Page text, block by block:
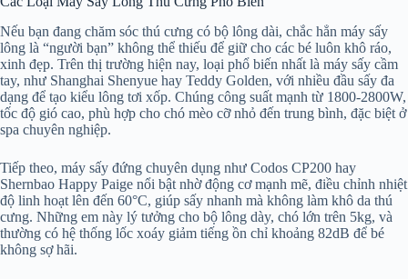
Nếu bạn đang chăm sóc thú cưng có bộ lông dài, chắc hẳn máy sấy
lông là “người bạn” không thể thiếu để giữ cho các bé luôn khô ráo,
xinh đẹp. Trên thị trường hiện nay, loại phổ biến nhất là máy sấy cầm
tay, như Shanghai Shenyue hay Teddy Golden, với nhiều đầu sấy đa
dạng để tạo kiểu lông tơi xốp. Chúng công suất mạnh từ 1800-2800W,
tốc độ gió cao, phù hợp cho chó mèo cỡ nhỏ đến trung bình, đặc biệt ở
spa chuyên nghiệp.
Tiếp theo, máy sấy đứng chuyên dụng như Codos CP200 hay
Shernbao Happy Paige nổi bật nhờ động cơ mạnh mẽ, điều chỉnh nhiệt
độ linh hoạt lên đến 60°C, giúp sấy nhanh mà không làm khô da thú
cưng. Những em này lý tưởng cho bộ lông dày, chó lớn trên 5kg, và
thường có hệ thống lốc xoáy giảm tiếng ồn chỉ khoảng 82dB để bé
không sợ hãi.